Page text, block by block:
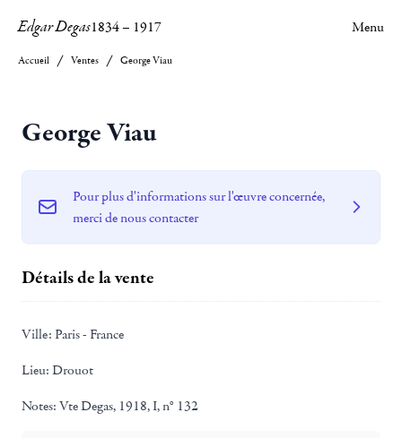
Edgar Degas1834– 1917 Menu
Accueil Ventes George Viau
George Viau
Pour plus d'informations sur l'œuvre concernée,
merci de nous contacter
Détails de la vente
Ville: Paris - France
Lieu: Drouot
Notes: Vte Degas, 1918, I, n° 132